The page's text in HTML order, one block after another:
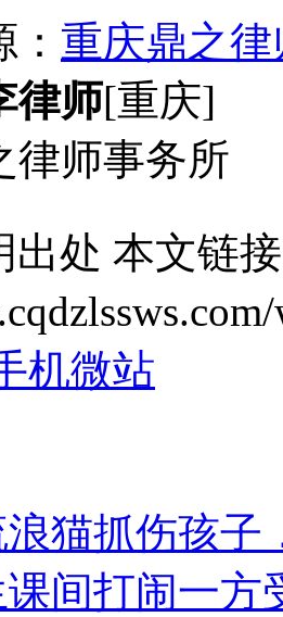
重庆鼎之
律师[重庆]
律师事务所
出处 本文链
机微站
浪猫抓伤孩子
间打闹一